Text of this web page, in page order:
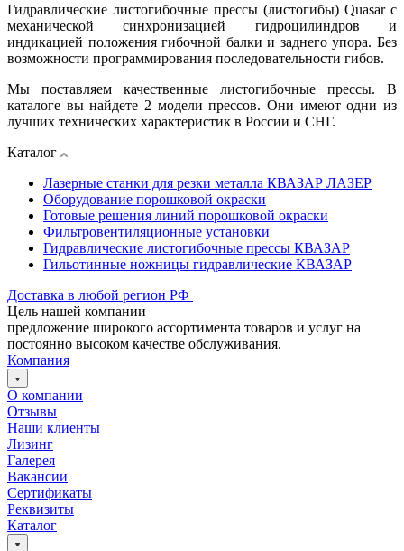
Гидравлические листогибочные прессы (листогибы) Quasar с
механической синхронизацией гидроцилиндров и
индикацией положения гибочной балки и заднего упора. Без
возможности программирования последовательности гибов.
Мы поставляем качественные листогибочные прессы. В
каталоге вы найдете 2 модели прессов. Они имеют одни из
лучших технических характеристик в России и СНГ.
Каталог
Лазерные станки для резки металла КВАЗАР ЛАЗЕР
Оборудование порошковой окраски
Готовые решения линий порошковой окраски
Фильтровентиляционные установки
Гидравлические листогибочные прессы КВАЗАР
Гильотинные ножницы гидравлические КВАЗАР
Доставка в любой регион РФ
Цель нашей компании —
предложение широкого ассортимента товаров и услуг на
постоянно высоком качестве обслуживания.
Компания
О компании
Отзывы
Наши клиенты
Лизинг
Галерея
Вакансии
Сертификаты
Реквизиты
Каталог